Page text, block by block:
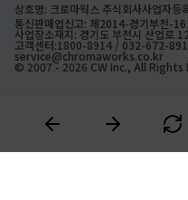
상호명: 크로마웍스 주식회사사업자등
통신판매업신고: 제2014-경기부천-
사업장소재지: 경기도 부천시 산업로
고객센터:1800-8914 / 032-672-
service@chromaworks.co.kr
© 2007 - 2026 CW Inc., All Rights